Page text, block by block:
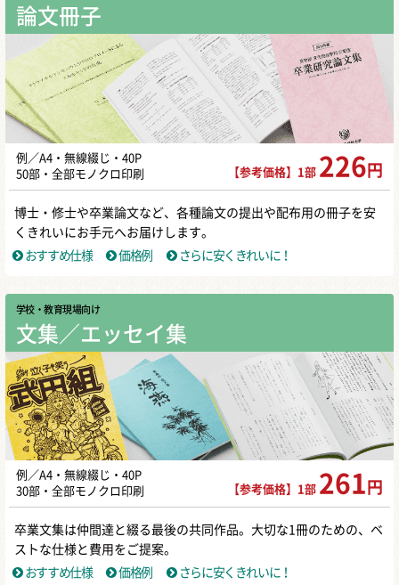
論文冊子
例／A4・無線綴じ・40P
50部・全部モノクロ印刷
【参考価格】1部 226 円
博士・修士や卒業論文など、各種論文の提出や配布用の冊子を安
くきれいにお手元へお届けします。
おすすめ仕様
価格例 さらに安くきれいに！
学校・教育現場向け
文集／エッセイ集
例／A4・無線綴じ・40P
30部・全部モノクロ印刷
【参考価格】1部 261 円
卒業文集は仲間達と綴る最後の共同作品。大切な1冊のための、ベ
ストな仕様と費用をご提案。
おすすめ仕様
価格例 さらに安くきれいに！